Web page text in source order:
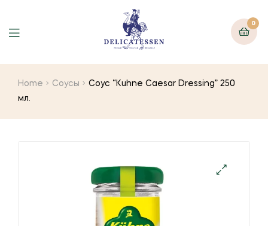
0
Home Соусы
Соус “Kuhne Caesar Dressing” 250
мл.